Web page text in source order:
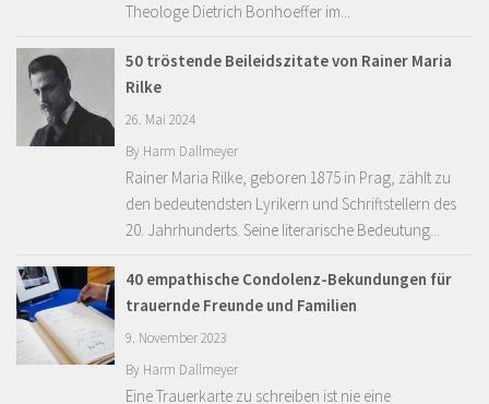
Theologe Dietrich Bonhoeffer im...
50 tröstende Beileidszitate von Rainer Maria
Rilke
26. Mai 2024
By Harm Dallmeyer
Rainer Maria Rilke, geboren 1875 in Prag, zählt zu
den bedeutendsten Lyrikern und Schriftstellern des
20. Jahrhunderts. Seine literarische Bedeutung...
40 empathische Condolenz-Bekundungen für
trauernde Freunde und Familien
9. November 2023
By Harm Dallmeyer
Eine Trauerkarte zu schreiben ist nie eine